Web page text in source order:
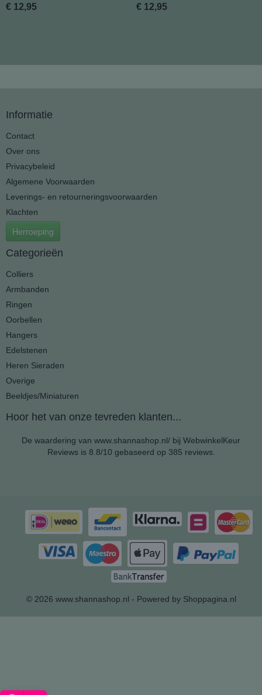
€ 12,95 € 12,95
Informatie
Contact
Over ons
Privacybeleid
Algemene Voorwaarden
Leverings- en retourneringsvoorwaarden
Klachten
Herroeping
Categorieën
Colliers
Armbanden
Ringen
Oorbellen
Hangers
Edelstenen
Heren Sieraden
Overige
Beeldjes/Miniaturen
Hoor het van onze tevreden klanten...
De waardering van www.shannashop.nl/ bij WebwinkelKeur
Reviewsis 8.8/10 gebaseerd op 385 reviews.
© 2026 www.shannashop.nl - Powered by Shoppagina.nl